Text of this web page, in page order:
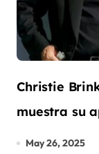
Christie
muestra su
diagnóstico
May 26, 2025